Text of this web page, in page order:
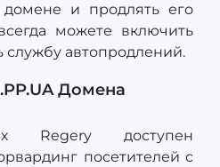
и продлять его
можете включить
службу автопродлений.
Домена
Regery доступен
посетителей с